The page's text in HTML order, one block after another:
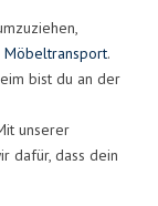
Möbeltransport.
bist du an der
unserer
dafür, dass dein